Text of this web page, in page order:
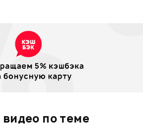
по теме